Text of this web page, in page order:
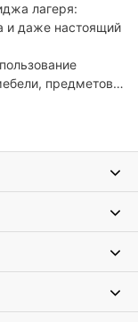
лагеря:
и даже настоящий
предметов